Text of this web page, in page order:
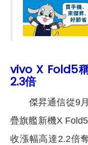
vivo X Fold5
2.3倍
傑昇通信從9月
疊旗艦新機X
收漲幅高達2.2倍